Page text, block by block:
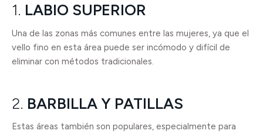
1. LABIO SUPERIOR
Una de las zonas más comunes entre las mujeres, ya que el
vello fino en esta área puede ser incómodo y difícil de
eliminar con métodos tradicionales.
2. BARBILLA Y PATILLAS
Estas áreas también son populares, especialmente para